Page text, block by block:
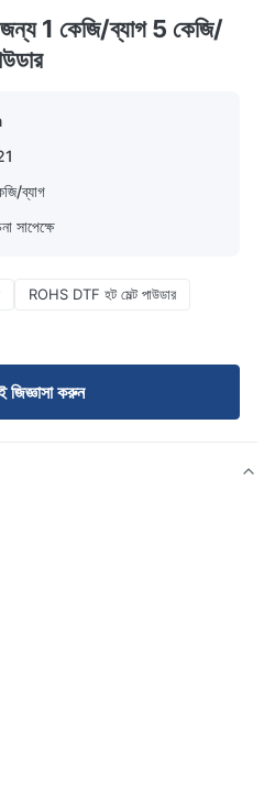
জন্য 1 কেজি/ব্যাগ 5 কেজি/
ব্যাগ
সাপেক্ষে
ROHS DTF হট মেল্ট পাউডার
জিজ্ঞাসা করুন